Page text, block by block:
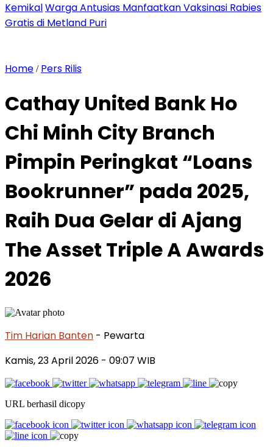
KemikalWarga Antusias Manfaatkan Vaksinasi Rabies
Gratis di Metland Puri
Home / Pers Rilis
Cathay United Bank Ho
Chi Minh City Branch
Pimpin Peringkat “Loans
Bookrunner” pada 2025,
Raih Dua Gelar di Ajang
The Asset Triple A Awards
2026
Tim Harian Banten - Pewarta
Kamis, 23 April 2026 - 09:07 WIB
URL berhasil dicopy